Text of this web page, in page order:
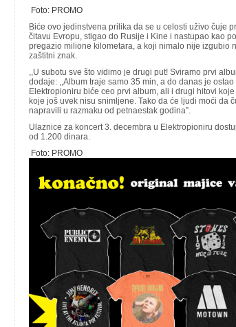
Foto: PROMO
Biće ovo jedinstvena prilika da se u celosti uživo čuje
čitavu Evropu, stigao do Rusije i Kine i nastupao kao
pregazio milione kilometara, a koji nimalo nije izgubio
zaštitni znak.
,,U subotu sve što vidimo je drugi put! Sviramo prvi
dodaje: ,,Album traje samo 35 min, a do danas je
Elektropioniru biće ceo prvi album, ali i drugi hitovi
koje još uvek nisu snimljene. Tako da će ljudi moći da
napravili u razmaku od petnaestak godina”.
Ulaznice za koncert 3. decembra u Elektropioniru
od 1.200 dinara.
Foto: PROMO